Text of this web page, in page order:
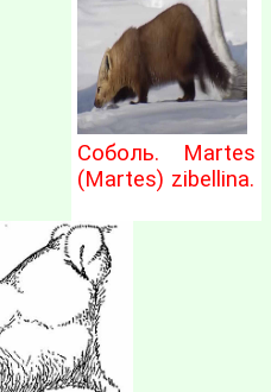
Соболь. Martes
(Martes) zibellina.